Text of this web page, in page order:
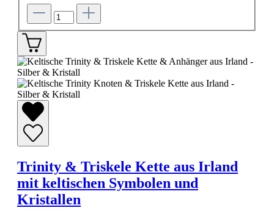
Trinity & Triskele Kette aus Irland
mit keltischen Symbolen und
Kristallen